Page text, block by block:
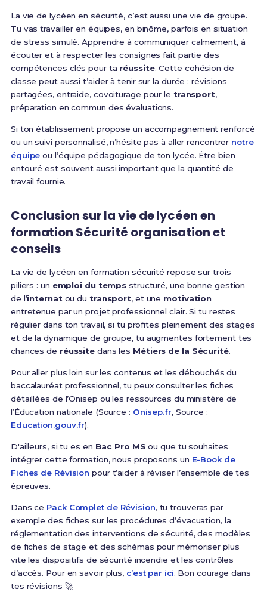
La vie de lycéen en sécurité, c’est aussi une vie de groupe.
Tu vas travailler en équipes, en binôme, parfois en situation
de stress simulé. Apprendre à communiquer calmement, à
écouter et à respecter les consignes fait partie des
compétences clés pour ta réussite. Cette cohésion de
classe peut aussi t’aider à tenir sur la durée : révisions
partagées, entraide, covoiturage pour le transport,
préparation en commun des évaluations.
Si ton établissement propose un accompagnement renforcé
ou un suivi personnalisé, n’hésite pas à aller rencontrer notre
équipe ou l’équipe pédagogique de ton lycée. Être bien
entouré est souvent aussi important que la quantité de
travail fournie.
Conclusion sur la vie de lycéen en
formation Sécurité organisation et
conseils
La vie de lycéen en formation sécurité repose sur trois
piliers : un emploi du temps structuré, une bonne gestion
de l’internatou du transport, et une motivation
entretenue par un projet professionnel clair. Si tu restes
régulier dans ton travail, si tu profites pleinement des stages
et de la dynamique de groupe, tu augmentes fortement tes
chances de réussite dans les Métiers de la Sécurité.
Pour aller plus loin sur les contenus et les débouchés du
baccalauréat professionnel, tu peux consulter les fiches
détaillées de l’Onisep ou les ressources du ministère de
l’Éducation nationale (Source : Onisep.fr, Source :
Education.gouv.fr).
D'ailleurs, si tu es en Bac Pro MS ou que tu souhaites
intégrer cette formation, nous proposons un E-Book de
Fiches de Révision pour t’aider à réviser l’ensemble de tes
épreuves.
Dans ce Pack Complet de Révision, tu trouveras par
exemple des fiches sur les procédures d’évacuation, la
réglementation des interventions de sécurité, des modèles
de fiches de stage et des schémas pour mémoriser plus
vite les dispositifs de sécurité incendie et les contrôles
d’accès. Pour en savoir plus, c’est par ici. Bon courage dans
tes révisions 🚀